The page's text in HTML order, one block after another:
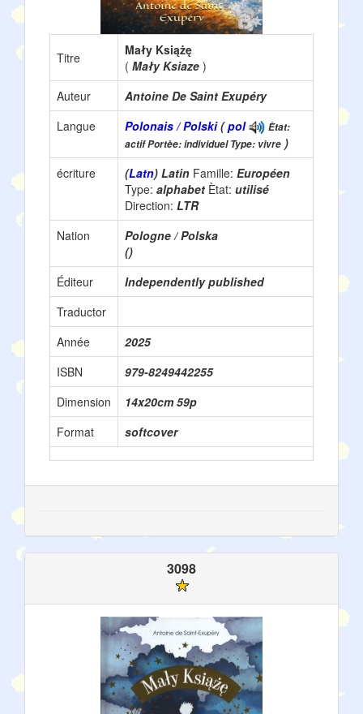
Titre
Mały Książę
( Mały Ksiaze )
Auteur
Antoine De Saint Exupéry
Langue
Polonais / Polski(pol
Ètat:
actif Portèe: individuel Type: vivre )
écriture
(Latn) Latin Famille: Européen
Type: alphabet Ètat: utilisé
Direction: LTR
Nation
Pologne / Polska
()
Éditeur
Independently published
Traductor
Année
2025
ISBN
979-8249442255
Dimension
14x20cm 59p
Format
softcover
3098